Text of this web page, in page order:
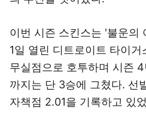
이번 시즌 스킨스는 '불운의
1일 열린 디트로이트 타이
무실점으로 호투하며 시즌
까지는 단 3승에 그쳤다. 선
자책점 2.01을 기록하고 있